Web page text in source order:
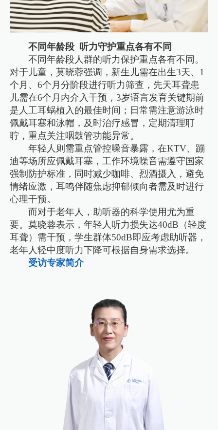
不同年龄段 听力守护重点各有不同
不同年龄段人群的听力保护重点各有不同。
对于儿童，莫晓蓉强调，新生儿需在出生3天、1
个月、6个月分阶段进行听力筛查，先天耳聋患
儿需在6个月内介入干预，3岁语言发育关键期前
是人工耳蜗植入的最佳时间；日常需注意游泳时
佩戴耳塞和泳帽，及时治疗感冒，定期清理耵
聍，重点关注咽鼓管功能异常。
年轻人则需重点管控噪音暴露，在KTV、蹦
迪等场所应佩戴耳塞，工作环境噪音需遵守国家
强制防护标准，同时减少咖啡、烈酒摄入，避免
情绪应激，耳鸣伴随焦虑抑郁倾向者需及时进行
心理干预。
而对于老年人，助听器的科学使用尤为重
要。莫晓蓉表示，年轻人听力损失达40dB（轻度
耳聋）需干预，学生群体50dB即应考虑助听器，
老年人轻中度听力下降可根据自身需求选择。
受访专家简介